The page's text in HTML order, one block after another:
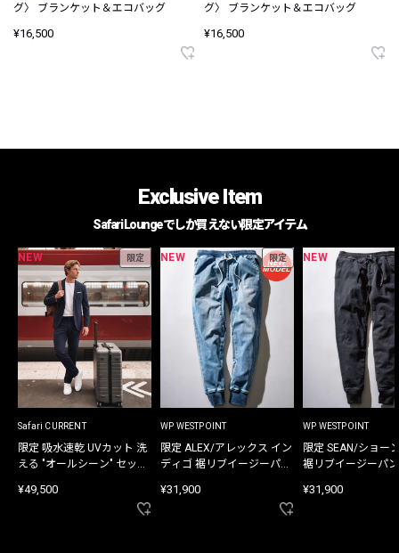
グ〉 ブランケット＆エコバッグ
¥16,500
グ〉 ブランケット＆エコバッグ
¥16,500
Exclusive Item
Safari Loungeでしか買えない限定アイテム
NEW 限定
Safari CURRENT
限定 吸水速乾 UVカット 洗
える "オールシーン" セット
¥49,500
NEW 限定
WP WESTPOINT
限定 ALEX/アレックス イン
ディゴ 裾リブイージーパン
¥31,900
NEW
WP WESTPOINT
限定 SEAN/ショー
裾リブイージーパ
¥31,900